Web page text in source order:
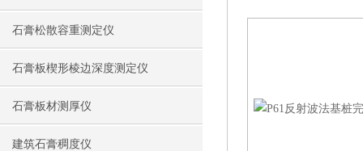
石膏松散容重测定仪
石膏板楔形棱边深度测定仪
石膏板材测厚仪
建筑石膏稠度仪